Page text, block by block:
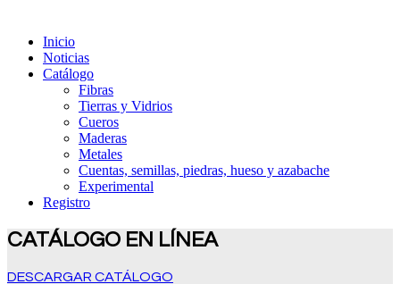
Inicio
Noticias
Catálogo
Fibras
Tierras y Vidrios
Cueros
Maderas
Metales
Cuentas, semillas, piedras, hueso y azabache
Experimental
Registro
CATÁLOGO EN LÍNEA
DESCARGAR CATÁLOGO